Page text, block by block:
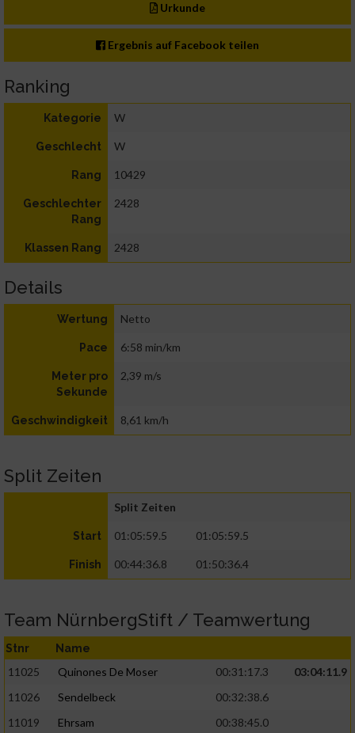
Urkunde
Ergebnis auf Facebook teilen
Ranking
Kategorie W
Geschlecht W
Rang 10429
Geschlechter
Rang
2428
Klassen Rang 2428
Details
Wertung Netto
Pace 6:58 min/km
Meter pro
Sekunde
2,39 m/s
Geschwindigkeit 8,61 km/h
Split Zeiten
Split Zeiten
Start 01:05:59.5 01:05:59.5
Finish 00:44:36.8 01:50:36.4
Team NürnbergStift / Teamwertung
Stnr Name
11025 Quinones De Moser 00:31:17.3
03:04:11.9
11026
Sendelbeck
00:32:38.6
11019
Ehrsam
00:38:45.0